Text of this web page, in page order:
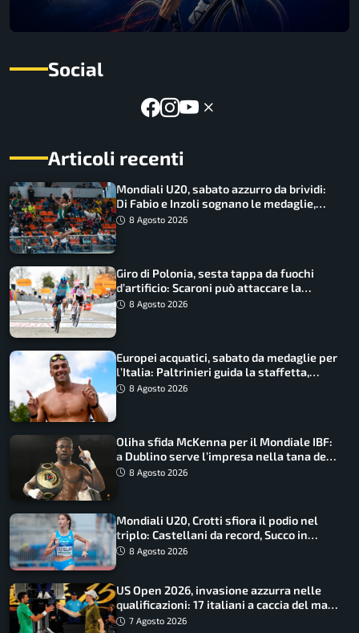
Social
Articoli recenti
Mondiali U20, sabato azzurro da brividi:
Di Fabio e Inzoli sognano le medaglie,
Castellani e Succo in finale
8 Agosto 2026
Giro di Polonia, sesta tappa da fuochi
d’artificio: Scaroni può attaccare la
maglia di Lemmen
8 Agosto 2026
Europei acquatici, sabato da medaglie per
l’Italia: Paltrinieri guida la staffetta,
Barnabà sogna l’oro dalle grandi altezze
8 Agosto 2026
Oliha sfida McKenna per il Mondiale IBF:
a Dublino serve l’impresa nella tana del
lupo8 Agosto 2026
Mondiali U20, Crotti sfiora il podio nel
triplo: Castellani da record, Succo in
finale
8 Agosto 2026
US Open 2026, invasione azzurra nelle
qualificazioni: 17 italiani a caccia del main
draw7 Agosto 2026